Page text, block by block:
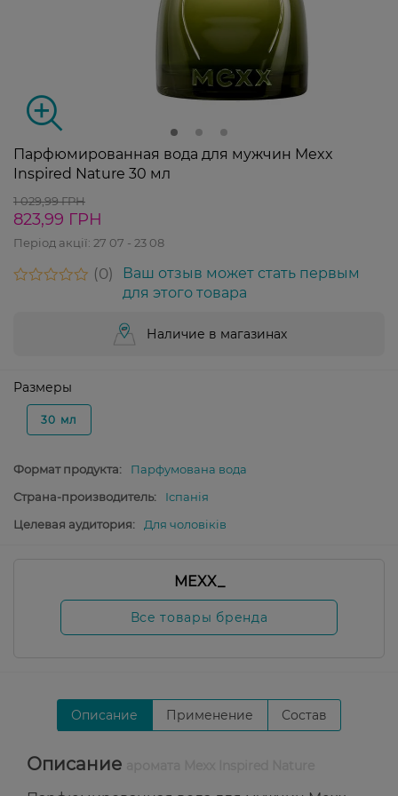
Парфюмированная вода для мужчин Mexx
Inspired Nature 30 мл
1 029,99 ГРН
823,99 ГРН
Період акції: 27 07 - 23 08
0
Ваш отзыв может стать первым
для этого товара
Наличие в магазинах
Размеры
30 мл
Формат продукта:
Парфумована вода
Страна-производитель:
Іспанія
Целевая аудитория:
Для чоловіків
MEXX_
Все товары бренда
Описание Применение Состав
Описание